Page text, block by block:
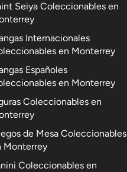
Seiya Coleccionables en
Internacionales
en Monterrey
Españoles
en Monterrey
Coleccionables en
de Mesa Coleccionables
Monterrey
Coleccionables en